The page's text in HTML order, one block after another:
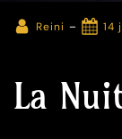
Reini - 14
La